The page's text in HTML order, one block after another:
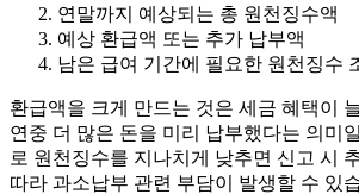
연말까지 예상되는 총 원천징수액
예상 환급액 또는 추가 납부액
남은 급여 기간에 필요한 원천징수
환급액을 크게 만드는 것은 세금 혜택이
연중 더 많은 돈을 미리 납부했다는 의미
로 원천징수를 지나치게 낮추면 신고 시
따라 과소납부 관련 부담이 발생할 수 있